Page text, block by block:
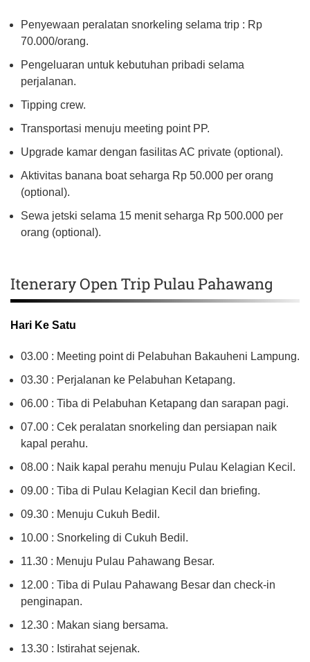
Penyewaan peralatan snorkeling selama trip : Rp
70.000/orang.
Pengeluaran untuk kebutuhan pribadi selama
perjalanan.
Tipping crew.
Transportasi menuju meeting point PP.
Upgrade kamar dengan fasilitas AC private (optional).
Aktivitas banana boat seharga Rp 50.000 per orang
(optional).
Sewa jetski selama 15 menit seharga Rp 500.000 per
orang (optional).
Itenerary Open Trip Pulau Pahawang
Hari Ke Satu
03.00 : Meeting point di Pelabuhan Bakauheni Lampung.
03.30 : Perjalanan ke Pelabuhan Ketapang.
06.00 : Tiba di Pelabuhan Ketapang dan sarapan pagi.
07.00 : Cek peralatan snorkeling dan persiapan naik
kapal perahu.
08.00 : Naik kapal perahu menuju Pulau Kelagian Kecil.
09.00 : Tiba di Pulau Kelagian Kecil dan briefing.
09.30 : Menuju Cukuh Bedil.
10.00 : Snorkeling di Cukuh Bedil.
11.30 : Menuju Pulau Pahawang Besar.
12.00 : Tiba di Pulau Pahawang Besar dan check-in
penginapan.
12.30 : Makan siang bersama.
13.30 : Istirahat sejenak.